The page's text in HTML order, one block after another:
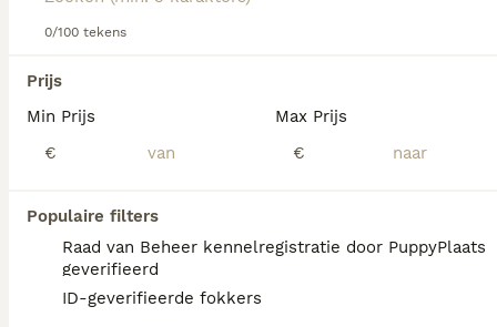
0/100 tekens
Prijs
Min Prijs
€
Max Prijs
€
Populaire filters
Raad van Beheer kennelregistratie door PuppyPlaats
geverifieerd
ID-geverifieerde fokkers
hondenras.
exacte zoekopdracht, sla dan je zoekopdracht op en
vind jouw perfecte hond:
FAQ's